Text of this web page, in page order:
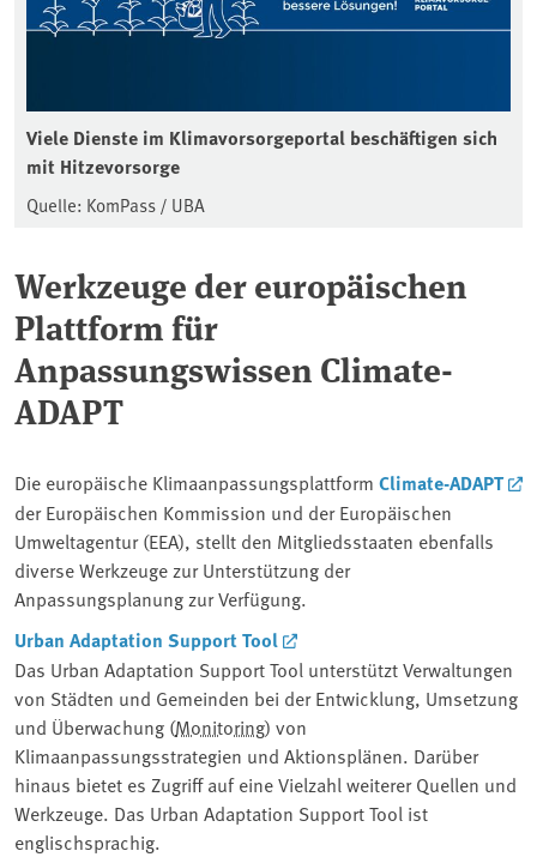
Viele Dienste im Klimavorsorgeportal beschäftigen sich
mit Hitzevorsorge
Quelle: KomPass / UBA
Werkzeuge der europäischen
Plattform für
Anpassungswissen Climate-
ADAPT
Die europäische Klimaanpassungsplattform Climate-ADAPT
der Europäischen Kommission und der Europäischen
Umweltagentur (EEA), stellt den Mitgliedsstaaten ebenfalls
diverse Werkzeuge zur Unterstützung der
Anpassungsplanung zur Verfügung.
Urban Adaptation Support Tool
Das Urban Adaptation Support Tool unterstützt Verwaltungen
von Städten und Gemeinden bei der Entwicklung, Umsetzung
und Überwachung (Monitoring) von
Klimaanpassungsstrategien und Aktionsplänen. Darüber
hinaus bietet es Zugriff auf eine Vielzahl weiterer Quellen und
Werkzeuge. Das Urban Adaptation Support Tool ist
englischsprachig.